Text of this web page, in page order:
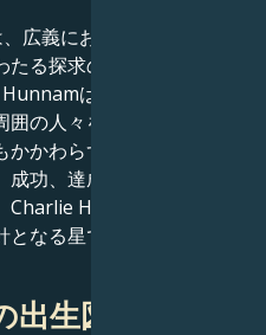
広義において、単に有名
る探求の旅を続ける人間
は、それぞれの状
の人々を鼓舞する手段と
かわらず、道徳的な信念
功、達成、そして人生の
Hunnamは仕事、
なる星です。
生図を作成す